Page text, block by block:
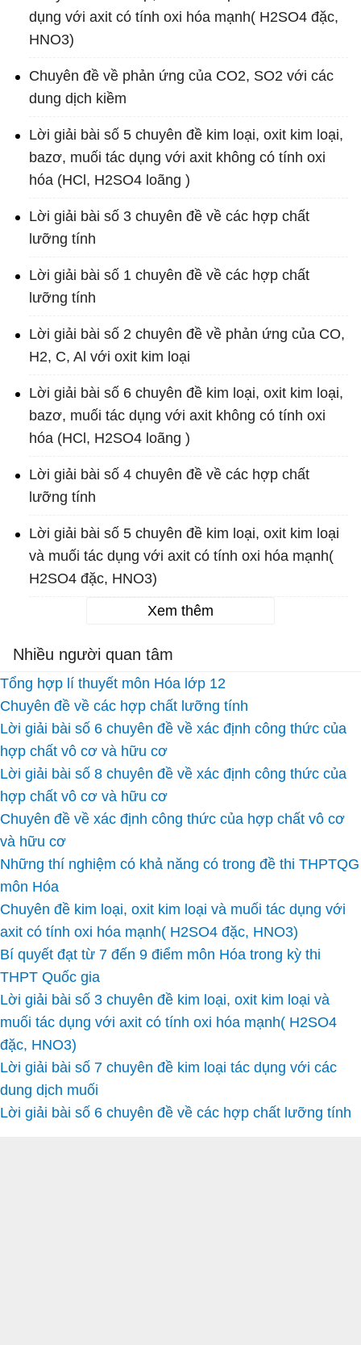
dụng với axit có tính oxi hóa mạnh( H2SO4 đặc,
HNO3)
Chuyên đề về phản ứng của CO2, SO2 với các
dung dịch kiềm
Lời giải bài số 5 chuyên đề kim loại, oxit kim loại,
bazơ, muối tác dụng với axit không có tính oxi
hóa (HCl, H2SO4 loãng )
Lời giải bài số 3 chuyên đề về các hợp chất
lưỡng tính
Lời giải bài số 1 chuyên đề về các hợp chất
lưỡng tính
Lời giải bài số 2 chuyên đề về phản ứng của CO,
H2, C, Al với oxit kim loại
Lời giải bài số 6 chuyên đề kim loại, oxit kim loại,
bazơ, muối tác dụng với axit không có tính oxi
hóa (HCl, H2SO4 loãng )
Lời giải bài số 4 chuyên đề về các hợp chất
lưỡng tính
Lời giải bài số 5 chuyên đề kim loại, oxit kim loại
và muối tác dụng với axit có tính oxi hóa mạnh(
H2SO4 đặc, HNO3)
Xem thêm
Nhiều người quan tâm
Tổng hợp lí thuyết môn Hóa lớp 12
Chuyên đề về các hợp chất lưỡng tính
Lời giải bài số 6 chuyên đề về xác định công thức của
hợp chất vô cơ và hữu cơ
Lời giải bài số 8 chuyên đề về xác định công thức của
hợp chất vô cơ và hữu cơ
Chuyên đề về xác định công thức của hợp chất vô cơ
và hữu cơ
Những thí nghiệm có khả năng có trong đề thi THPTQG
môn Hóa
Chuyên đề kim loại, oxit kim loại và muối tác dụng với
axit có tính oxi hóa mạnh( H2SO4 đặc, HNO3)
Bí quyết đạt từ 7 đến 9 điểm môn Hóa trong kỳ thi
THPT Quốc gia
Lời giải bài số 3 chuyên đề kim loại, oxit kim loại và
muối tác dụng với axit có tính oxi hóa mạnh( H2SO4
đặc, HNO3)
Lời giải bài số 7 chuyên đề kim loại tác dụng với các
dung dịch muối
Lời giải bài số 6 chuyên đề về các hợp chất lưỡng tính